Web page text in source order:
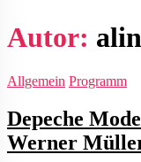
Autor:
Allgemein Programm
Depeche
Werner